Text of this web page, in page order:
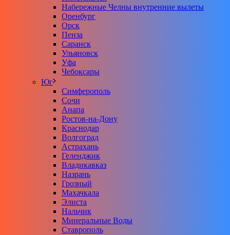
Набережные Челны внутренние вылеты
Оренбург
Орск
Пенза
Саранск
Ульяновск
Уфа
Чебоксары
Юг
Симферополь
Сочи
Анапа
Ростов-на-Дону
Краснодар
Волгоград
Астрахань
Геленджик
Владикавказ
Назрань
Грозный
Махачкала
Элиста
Нальчик
Минеральные Воды
Ставрополь